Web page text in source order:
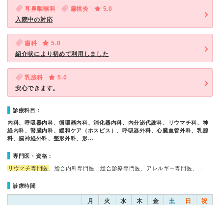
耳鼻咽喉科 扁桃炎
5.0
入院中の対応
歯科
5.0
紹介状により初めて利用しました
乳腺科
5.0
安心できます。
診療科目：
内科、呼吸器内科、循環器内科、消化器内科、内分泌代謝科、リウマチ科、神
経内科、腎臓内科、緩和ケア（ホスピス）、呼吸器外科、心臓血管外科、乳腺
科、脳神経外科、整形外科、形…
専門医・資格：
リウマチ専門医 、総合内科専門医、総合診療専門医、アレルギー専門医、…
診療時間
月 火 水 木 金 土 日 祝